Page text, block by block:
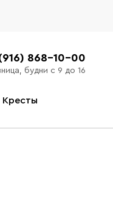
868-10-00
будни с 9 до 16
Кресты